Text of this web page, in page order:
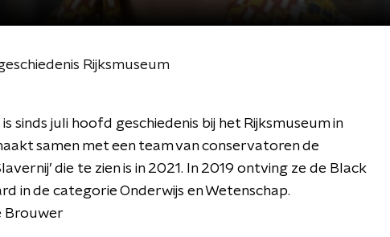
Rijksmuseum
sinds juli hoofd geschiedenis bij het Rijksmuseum in
samen met een team van conservatoren de
die te zien is in 2021. In 2019 ontving ze de Black
in de categorie Onderwijs en Wetenschap.
Brouwer